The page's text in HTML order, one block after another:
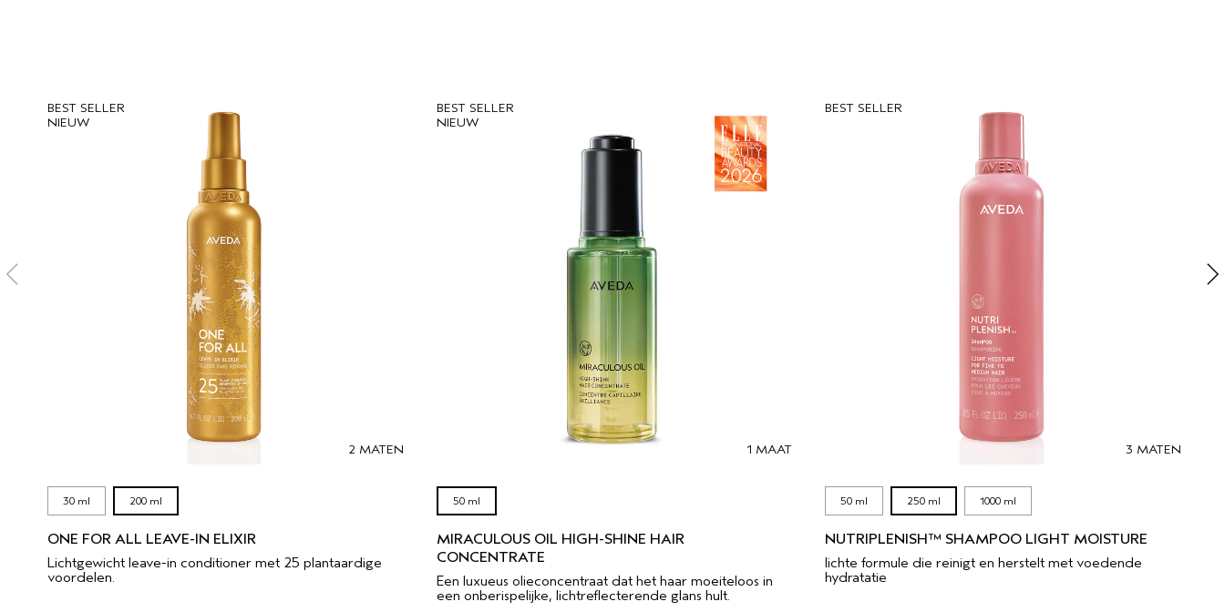
BEST SELLER
NIEUW
2 MATEN
30 ml 200 ml
ONE FOR ALL LEAVE-IN ELIXIR
Lichtgewicht leave-in conditioner met 25 plantaardige
voordelen.
BEST SELLER
NIEUW
1 MAAT
50 ml
MIRACULOUS OIL HIGH-SHINE HAIR
CONCENTRATE
Een luxueus olieconcentraat dat het haar moeiteloos in
een onberispelijke, lichtreflecterende glans hult.
BEST SELLER
3 MATEN
50 ml 250 ml 1000 ml
NUTRIPLENISH™ SHAMPOO LIGHT MOISTURE
lichte formule die reinigt en herstelt met voedende
hydratatie